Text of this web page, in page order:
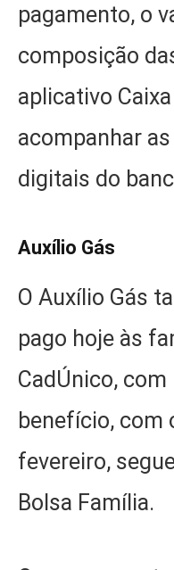
pagamento, o
composição
aplicativo
acompanhar
digitais do
Auxílio Gás
O Auxílio Gás
pago hoje às
CadÚnico, com
benefício, com
fevereiro,
Bolsa Família.